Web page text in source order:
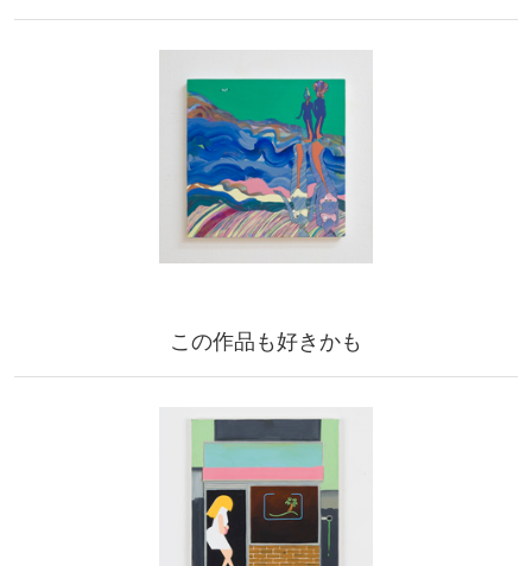
この作品も好きかも